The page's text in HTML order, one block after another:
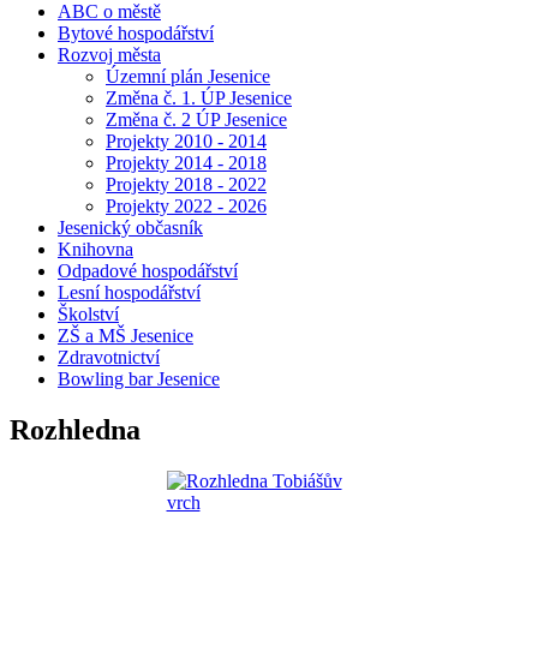
ABC o městě
Bytové hospodářství
Rozvoj města
Územní plán Jesenice
Změna č. 1. ÚP Jesenice
Změna č. 2 ÚP Jesenice
Projekty 2010 - 2014
Projekty 2014 - 2018
Projekty 2018 - 2022
Projekty 2022 - 2026
Jesenický občasník
Knihovna
Odpadové hospodářství
Lesní hospodářství
Školství
ZŠ a MŠ Jesenice
Zdravotnictví
Bowling bar Jesenice
Rozhledna